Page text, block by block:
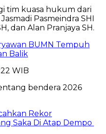
BUMN Tempuh
Balik
WIB
Rekor
Saka Di Atap Dempo